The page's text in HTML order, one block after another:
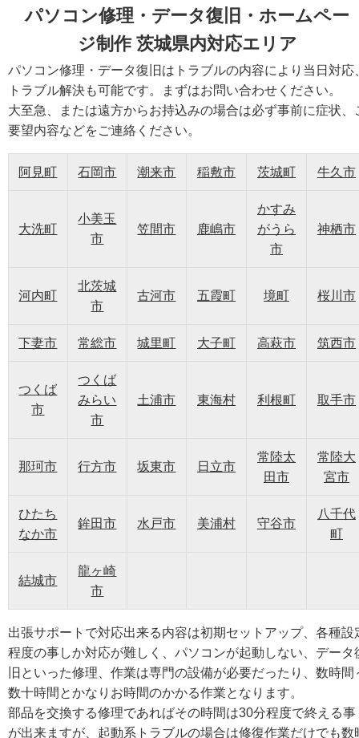
パソコン修理・データ復旧・ホームペー
ジ制作 茨城県内対応エリア
パソコン修理・データ復旧はトラブルの内容により当日対応
トラブル解決も可能です。まずはお問い合わせください。
大至急、または遠方からお持込みの場合は必ず事前に症状、
要望内容などをご連絡ください。
阿見町 石岡市 潮来市 稲敷市 茨城町 牛久市
大洗町
小美玉
市
笠間市 鹿嶋市
かすみ
がうら
市
神栖市
河内町
北茨城
市
古河市 五霞町 境町 桜川市
下妻市 常総市 城里町 大子町 高萩市 筑西市
つくば
市
つくば
みらい
市
土浦市 東海村 利根町 取手市
那珂市 行方市 坂東市 日立市
常陸太
田市
常陸大
宮市
ひたち
なか市
鉾田市 水戸市 美浦村 守谷市
八千代
町
結城市
龍ヶ崎
市
出張サポートで対応出来る内容は初期セットアップ、各種設
程度の事しか対応が難しく、パソコンが起動しない、データ
旧といった修理、作業は専門の設備が必要だったり、数時間
数十時間とかなりお時間のかかる作業となります。
部品を交換する修理であればその時間は30分程度で終える事
が出来ますが、起動系トラブルの場合は修復作業だけでも数